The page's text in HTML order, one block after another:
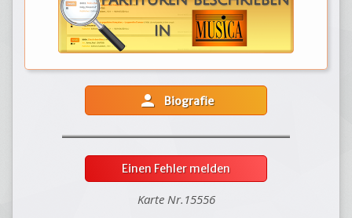
person Biografie
Einen Fehler melden
Karte Nr.15556